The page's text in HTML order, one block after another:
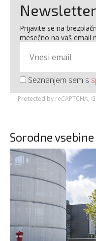
Newsletter
Prijavite se na
mesečno na vaš email
Seznanjem sem s
Protected by reCAPTCHA,
Sorodne vsebine